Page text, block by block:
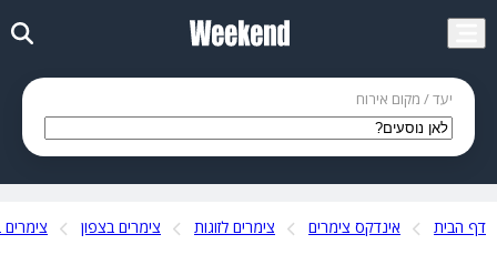
יעד / מקום אירוח
דף הבית אינדקס צימרים צימרים לזוגות צימרים בצפון צימרים